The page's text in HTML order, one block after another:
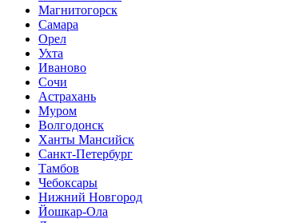
Магнитогорск
Самара
Орел
Ухта
Иваново
Сочи
Астрахань
Муром
Волгодонск
Ханты Мансийск
Санкт-Петербург
Тамбов
Чебоксары
Нижний Новгород
Йошкар-Ола